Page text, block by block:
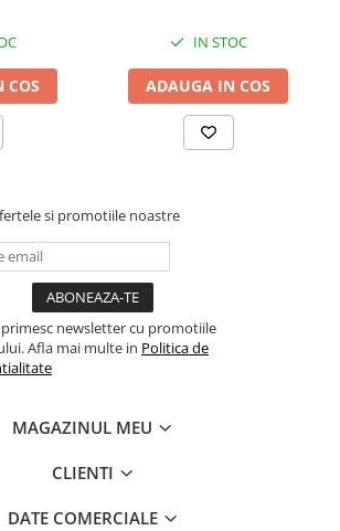
uri externe
COS
IN STOC
ADAUGA IN COS
si promotiile noastre
primesc newsletter cu promotiile
Afla mai multe in Politica de
MAGAZINUL MEU
CLIENTI
DATE COMERCIALE